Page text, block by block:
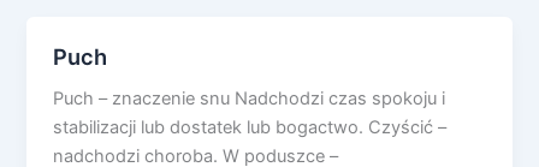
Puch
Puch – znaczenie snu Nadchodzi czas spokoju i
stabilizacji lub dostatek lub bogactwo. Czyścić –
nadchodzi choroba. W poduszce –